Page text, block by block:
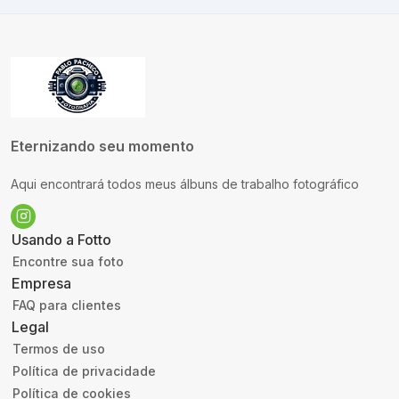
Eternizando seu momento
Aqui encontrará todos meus álbuns de trabalho fotográfico
Usando a Fotto
Encontre sua foto
Empresa
FAQ para clientes
Legal
Termos de uso
Política de privacidade
Política de cookies